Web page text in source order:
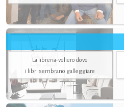
La libreria-veliero dove
i libri sembrano galleggiare